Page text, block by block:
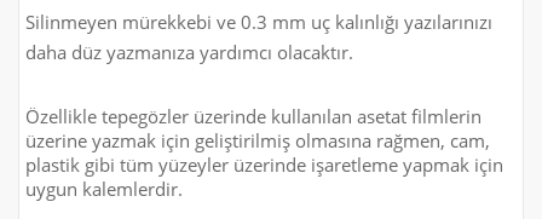
Silinmeyen mürekkebi ve 0.3 mm uç kalınlığı yazılarınızı
daha düz yazmanıza yardımcı olacaktır.
Özellikle tepegözler üzerinde kullanılan asetat filmlerin
üzerine yazmak için geliştirilmiş olmasına rağmen, cam,
plastik gibi tüm yüzeyler üzerinde işaretleme yapmak için
uygun kalemlerdir.